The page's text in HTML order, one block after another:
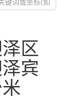
区
宾